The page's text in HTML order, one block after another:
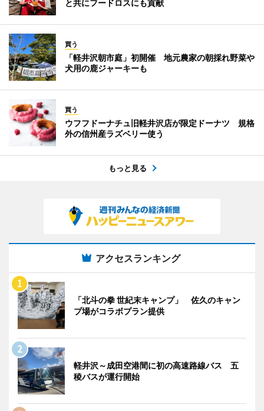
と共にフードロスにも貢献
買う
「軽井沢朝市庭」初開催 地元農家の朝採れ野菜や
犬用の鹿ジャーキーも
買う
ウフフドーナチュ旧軽井沢店が限定ドーナツ 規格
外の信州産ラズベリー使う
もっと見る
アクセスランキング
「北斗の拳 世紀末キャンプ」 佐久のキャン
プ場がコラボプラン提供
軽井沢～成田空港間に初の高速路線バス 五
稜バスが運行開始